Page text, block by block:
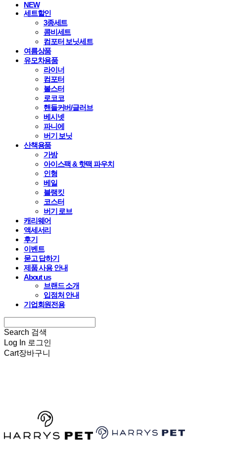
NEW
세트할인
3종세트
콤비세트
컴포터 보닛세트
여름상품
유모차용품
라이너
컴포터
볼스터
로코코
핸들커버/글러브
베시넷
파니에
버기 보닛
산책용품
가방
아이스팩 & 핫팩 파우치
인형
베일
블랭킷
코스터
버기 로브
캐리웨어
액세서리
후기
이벤트
묻고 답하기
제품 사용 안내
About us
브랜드 소개
입점처 안내
기업회원전용
Search 검색
Log In 로그인
Cart장바구니